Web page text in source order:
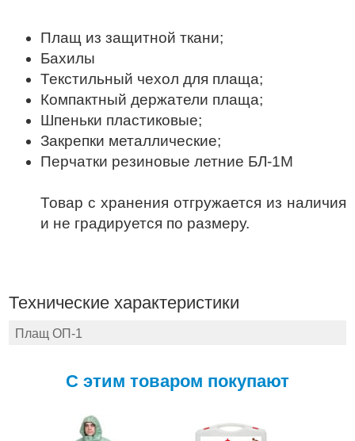
Плащ из защитной ткани;
Бахилы
Текстильный чехол для плаща;
Компактный держатели плаща;
Шпеньки пластиковые;
Закрепки металлические;
Перчатки резиновые летние БЛ-1М
Товар с хранения отгружается из наличия
и не градируется по размеру.
Технические характеристики
Плащ ОП-1
С этим товаром покупают